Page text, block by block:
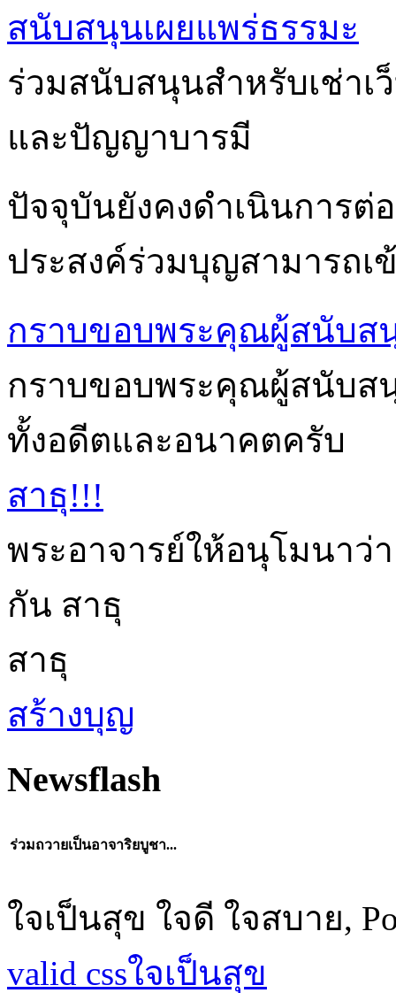
สนับสนุนเผยแพร่ธรรมะ
ร่วมสนับสนุนสำหรับเช่าเ
และปัญญาบารมี
ปัจจุบันยังคงดำเนินการต่
ประสงค์ร่วมบุญสามารถเ
กราบขอบพระคุณผู้สนับส
กราบขอบพระคุณผู้สนับส
ทั้งอดีตและอนาคตครับ
สาธุ!!!
พระอาจารย์ให้อนุโมนาว่
กัน สาธุ
สาธุ
สร้างบุญ
Newsflash
ร่วมถวายเป็นอาจาริยบูชา...
ใจเป็นสุข ใจดี ใจสบาย,
valid cssใจเป็นสุข